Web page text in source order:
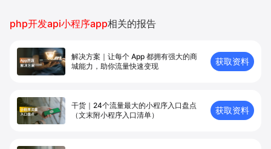
php开发api小程序app相关的报告
解决方案｜让每个 App 都拥有强⼤的商
城能⼒，助你流量快速变现
获取资料
干货｜24个流量最大的小程序入口盘点
（文末附小程序入口清单）
获取资料